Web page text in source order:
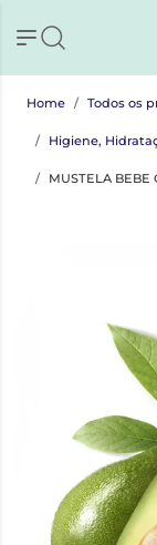
Home Todos os
Higiene,
MUSTELA BEBE